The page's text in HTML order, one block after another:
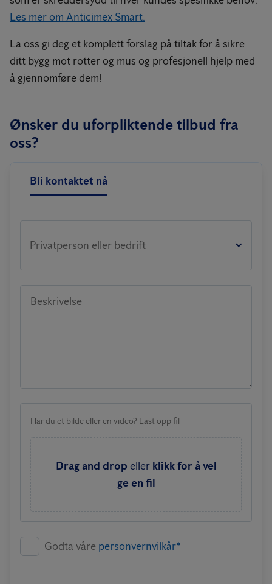
Les mer om Anticimex Smart.
La oss gi deg et komplett forslag på tiltak for å sikre
ditt bygg mot rotter og mus og profesjonell hjelp med
å gjennomføre dem!
Ønsker du uforpliktende tilbud fra
oss?
Bli kontaktet nå
Privatperson eller bedrift
Beskrivelse
Har du et bilde eller en video? Last opp fil
Drag and drop eller klikk for å vel
ge en fil
Godta våre personvernvilkår*